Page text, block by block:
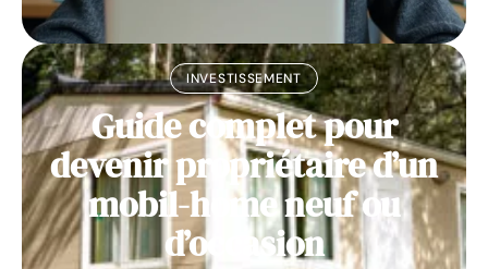
INVESTISSEMENT
Guide complet pour
devenir propriétaire d’un
mobil-home neuf ou
d’occasion